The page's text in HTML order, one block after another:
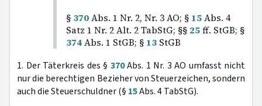
§ 370Abs. 1 Nr. 2, Nr. 3 AO; § 15Abs. 4
Satz 1 Nr. 2 Alt. 2 TabStG; §§ 25ff. StGB; §
374Abs. 1 StGB; § 13 StGB
1. Der Täterkreis des § 370Abs. 1 Nr. 3 AO umfasst nicht
nur die berechtigen Bezieher von Steuerzeichen, sondern
auch die Steuerschuldner (§ 15Abs. 4 TabStG).